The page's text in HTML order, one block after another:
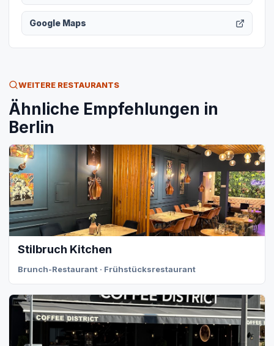
Google Maps
WEITERE RESTAURANTS
Ähnliche Empfehlungen in
Berlin
Stilbruch Kitchen
Brunch-Restaurant · Frühstücksrestaurant